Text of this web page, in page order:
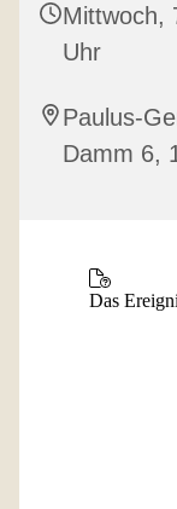
Mittwoch,
Uhr
Paulus-
Damm 6,